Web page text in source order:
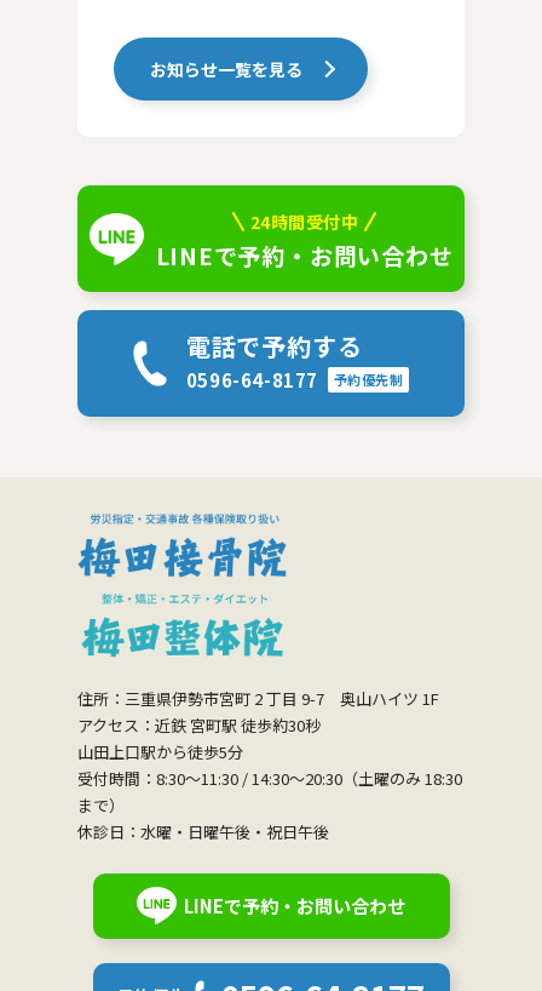
お知らせ一覧を見る
24時間受付中
LINEで予約・お問い合わせ
電話で予約する
0596-64-8177 予約優先制
住所：三重県伊勢市宮町 2 丁目 9-7 奥山ハイツ 1F
アクセス：近鉄 宮町駅 徒歩約30秒
山田上口駅から徒歩5分
受付時間：8:30〜11:30 / 14:30〜20:30（土曜のみ 18:30
まで）
休診日：水曜・日曜午後・祝日午後
LINEで予約・お問い合わせ